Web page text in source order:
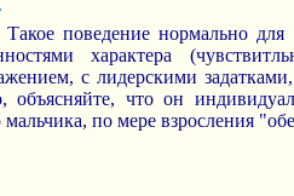
поведение нормально для
характера
с лидерскими
объясняйте, что он
мальчика, по мере взросления